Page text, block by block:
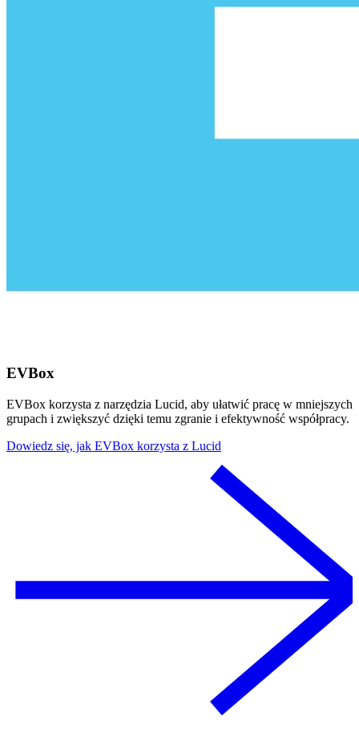
EVBox
EVBox korzysta z narzędzia Lucid, aby ułatwić pracę w mniejszych
grupach i zwiększyć dzięki temu zgranie i efektywność współpracy.
Dowiedz się, jak EVBox korzysta z Lucid